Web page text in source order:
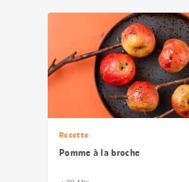
Recette
Pomme à la broche